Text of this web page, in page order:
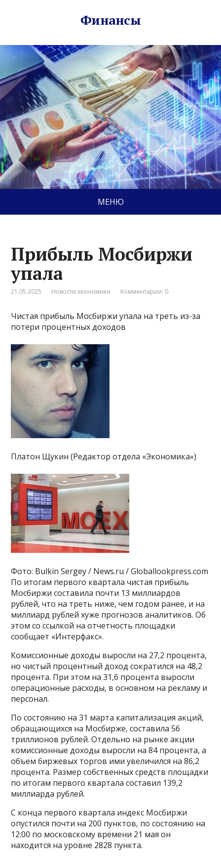
Финансы
МЕНЮ
Прибыль Мосбиржи
упала
21.05.2025 Новости экономики Комментарии: 0
Чистая прибыль Мосбиржи упала на треть из-за
потери процентных доходов
Платон Щукин (Редактор отдела «Экономика»)
Фото: Bulkin Sergey / News.ru / Globallookpress.com
По итогам первого квартала чистая прибыль
Мосбиржи составила почти 13 миллиардов
рублей, что на треть ниже, чем годом ранее, и на
миллиард рублей хуже прогнозов аналитиков. Об
этом со ссылкой на отчетность площадки
сообщает «Интерфакс».
Комиссионные доходы выросли на 27,2 процента,
но чистый процентный доход сократился на 48,2
процента. При этом на 31,6 процента выросли
операционные расходы, в основном на рекламу и
персонал.
По состоянию на 31 марта капитализация акций,
обращающихся на Мосбирже, составила 56
триллионов рублей. Отдельно на рынке акции
комиссионные доходы выросли на 84 процента, а
объем биржевых торгов ими увеличился на 86,2
процента. Размер собственных средств площадки
по итогам первого квартала составил 139,2
миллиарда рублей.
С конца первого квартала индекс Мосбиржи
опустился почти на 200 пунктов, по состоянию на
12:00 по московскому времени 21 мая он
находится на уровне 2828 пункта.